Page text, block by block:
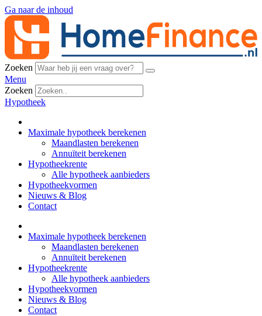
Ga naar de inhoud
Zoeken
Menu
Zoeken
Hypotheek
Maximale hypotheek berekenen
Maandlasten berekenen
Annuïteit berekenen
Hypotheekrente
Alle hypotheek aanbieders
Hypotheekvormen
Nieuws & Blog
Contact
Maximale hypotheek berekenen
Maandlasten berekenen
Annuïteit berekenen
Hypotheekrente
Alle hypotheek aanbieders
Hypotheekvormen
Nieuws & Blog
Contact